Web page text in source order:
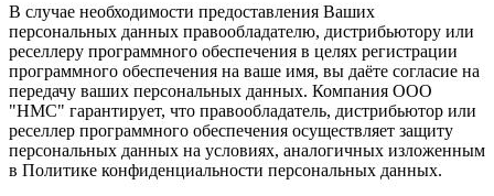
В случае необходимости предоставления Ваших
персональных данных правообладателю, дистрибьютору или
реселлеру программного обеспечения в целях регистрации
программного обеспечения на ваше имя, вы даёте согласие на
передачу ваших персональных данных. Компания ООО
"НМС" гарантирует, что правообладатель, дистрибьютор или
реселлер программного обеспечения осуществляет защиту
персональных данных на условиях, аналогичных изложенным
в Политике конфиденциальности персональных данных.